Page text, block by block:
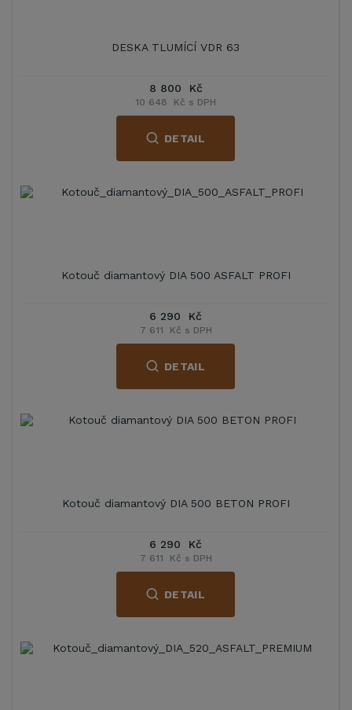
DESKA TLUMÍCÍ VDR 63
8 800 Kč
10 648 Kč s DPH
DETAIL
Kotouč diamantový DIA 500 ASFALT PROFI
6 290 Kč
7 611 Kč s DPH
DETAIL
Kotouč diamantový DIA 500 BETON PROFI
6 290 Kč
7 611 Kč s DPH
DETAIL